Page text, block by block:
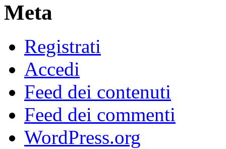
Meta
Registrati
Accedi
Feed dei contenuti
Feed dei commenti
WordPress.org